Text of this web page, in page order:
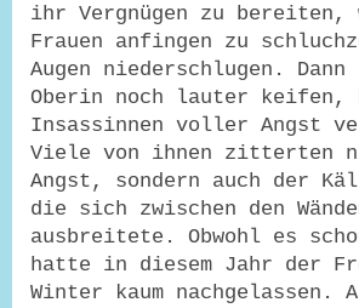
ihr Vergnügen zu bereiten,
Frauen anfingen zu
Augen niederschlugen.
Oberin noch lauter
Insassinnen voller Angst
Viele von ihnen zitterten
Angst, sondern auch der
die sich zwischen den
ausbreitete. Obwohl es
hatte in diesem Jahr der
Winter kaum nachgelassen.